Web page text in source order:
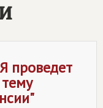
проведет